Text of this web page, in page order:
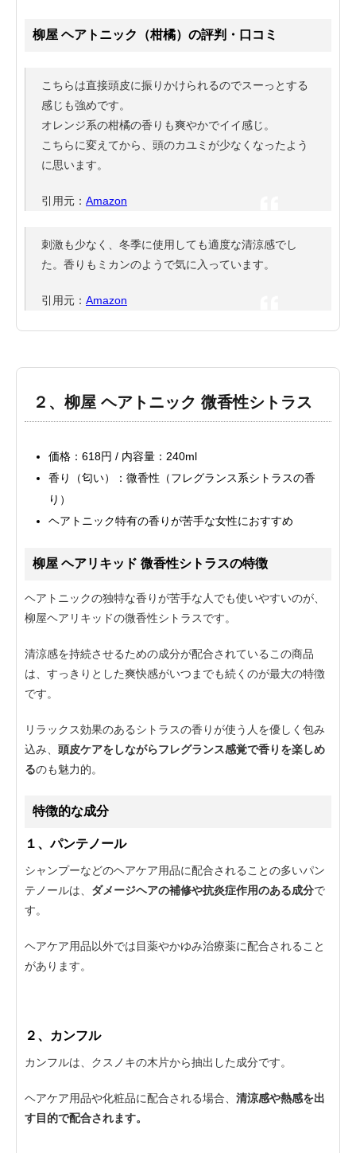
柳屋 ヘアトニック（柑橘）の評判・口コミ
こちらは直接頭皮に振りかけられるのでスーっとする
感じも強めです。
オレンジ系の柑橘の香りも爽やかでイイ感じ。
こちらに変えてから、頭のカユミが少なくなったよう
に思います。
引用元： Amazon
刺激も少なく、冬季に使用しても適度な清涼感でし
た。香りもミカンのようで気に入っています。
引用元： Amazon
２、柳屋 ヘアトニック 微香性シトラス
価格：618円 / 内容量：240ml
香り（匂い）：微香性（フレグランス系シトラスの香
り）
ヘアトニック特有の香りが苦手な女性におすすめ
柳屋 ヘアリキッド 微香性シトラスの特徴
ヘアトニックの独特な香りが苦手な人でも使いやすいのが、
柳屋ヘアリキッドの微香性シトラスです。
清涼感を持続させるための成分が配合されているこの商品
は、すっきりとした爽快感がいつまでも続くのが最大の特徴
です。
リラックス効果のあるシトラスの香りが使う人を優しく包み
込み、 頭皮ケアをしながらフレグランス感覚で香りを楽しめ
るのも魅力的。
特徴的な成分
１、パンテノール
シャンプーなどのヘアケア用品に配合されることの多いパン
テノールは、 ダメージヘアの補修や抗炎症作用のある成分で
す。
ヘアケア用品以外では目薬やかゆみ治療薬に配合されること
があります。
２、カンフル
カンフルは、クスノキの木片から抽出した成分です。
ヘアケア用品や化粧品に配合される場合、 清涼感や熱感を出
す目的で配合されます。